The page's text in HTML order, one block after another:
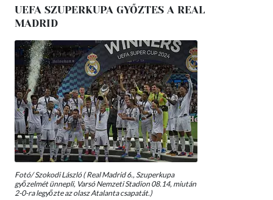
UEFA SZUPERKUPA GYŐZTES A REAL
MADRID
Fotó/ Szokodi László ( Real Madrid 6., Szuperkupa
győzelmét ünnepli, Varsó Nemzeti Stadion 08.14, miután
2-0-ra legyőzte az olasz Atalanta csapatát.)